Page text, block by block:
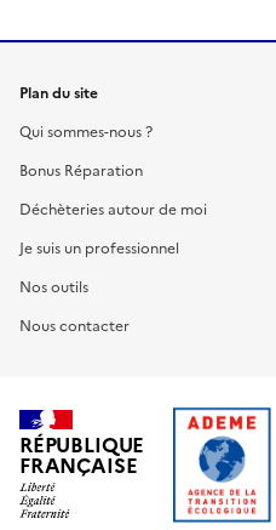
Plan du site
Qui sommes-nous ?
Bonus Réparation
Déchèteries autour de moi
Je suis un professionnel
Nos outils
Nous contacter
RÉPUBLIQUE
FRANÇAISE